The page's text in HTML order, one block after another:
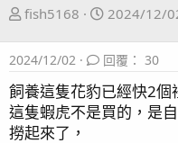
主
起
人
fish5168
開
日
期
2024/12/
2024/12/02 回覆： 30
飼養這隻花豹已經快2個
這隻蝦虎不是買的，是
撈起來了，